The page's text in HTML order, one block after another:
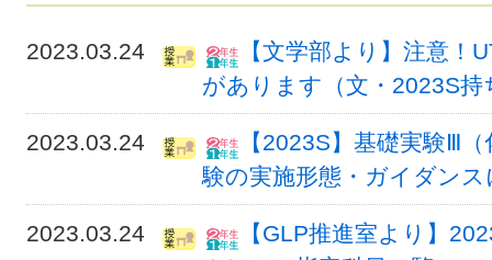
2023.03.24
【文学部より】注意！
があります（文・2023S持
2023.03.24
【2023S】基礎実験Ⅲ
験の実施形態・ガイダン
2023.03.24
【GLP推進室より】